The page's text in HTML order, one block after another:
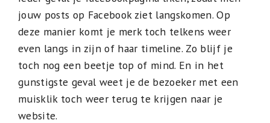
jouw posts op Facebook ziet langskomen. Op
deze manier komt je merk toch telkens weer
even langs in zijn of haar timeline. Zo blijf je
toch nog een beetje top of mind. En in het
gunstigste geval weet je de bezoeker met een
muisklik toch weer terug te krijgen naar je
website.